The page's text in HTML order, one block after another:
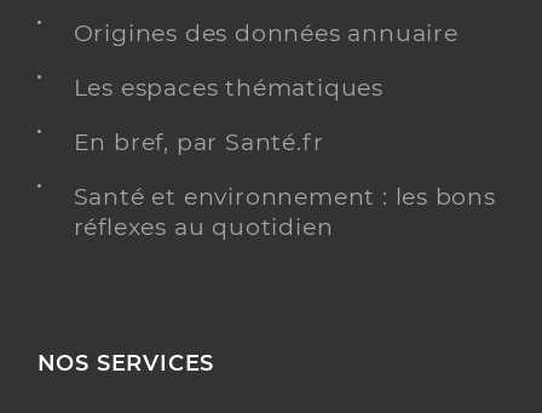
Origines des données annuaire
Les espaces thématiques
En bref, par Santé.fr
Santé et environnement : les bons
réflexes au quotidien
NOS SERVICES